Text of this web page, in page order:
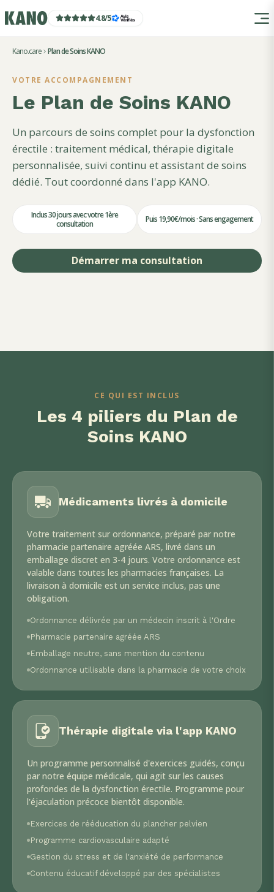
4.8/5
Kano.care Plan de Soins KANO
VOTRE ACCOMPAGNEMENT
Le Plan de Soins KANO
Un parcours de soins complet pour la dysfonction
érectile : traitement médical, thérapie digitale
personnalisée, suivi continu et assistant de soins
dédié. Tout coordonné dans l'app KANO.
Inclus 30 jours avec votre 1ère
consultation
Puis 19,90€/mois · Sans engagement
Démarrer ma consultation
CE QUI EST INCLUS
Les 4 piliers du Plan de
Soins KANO
Médicaments livrés à domicile
Votre traitement sur ordonnance, préparé par notre
pharmacie partenaire agréée ARS, livré dans un
emballage discret en 3-4 jours. Votre ordonnance est
valable dans toutes les pharmacies françaises. La
livraison à domicile est un service inclus, pas une
obligation.
Ordonnance délivrée par un médecin inscrit à l'Ordre
Pharmacie partenaire agréée ARS
Emballage neutre, sans mention du contenu
Ordonnance utilisable dans la pharmacie de votre choix
Thérapie digitale via l'app KANO
Un programme personnalisé d'exercices guidés, conçu
par notre équipe médicale, qui agit sur les causes
profondes de la dysfonction érectile. Programme pour
l'éjaculation précoce bientôt disponible.
Exercices de rééducation du plancher pelvien
Programme cardiovasculaire adapté
Gestion du stress et de l'anxiété de performance
Contenu éducatif développé par des spécialistes